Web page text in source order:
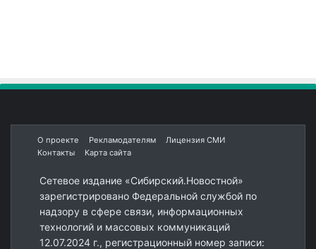
О проекте Рекламодателям
Лицензия СМИ
Контакты
Карта сайта
Сетевое издание «Сибирский.Новостной»
зарегистрировано Федеральной службой по
надзору в сфере связи, информационных
технологий и массовых коммуникаций
12.07.2024 г., регистрационный номер записи: